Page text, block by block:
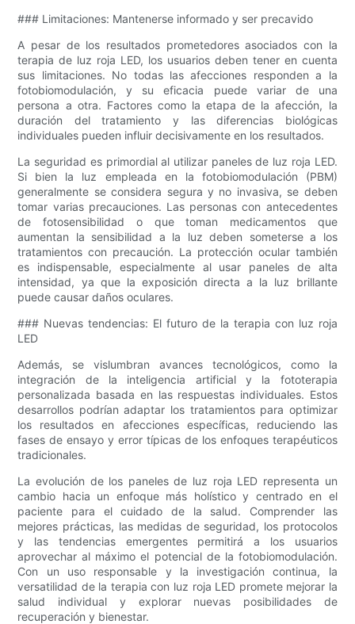
### Limitaciones: Mantenerse informado y ser precavido
A pesar de los resultados prometedores asociados con la
terapia de luz roja LED, los usuarios deben tener en cuenta
sus limitaciones. No todas las afecciones responden a la
fotobiomodulación, y su eficacia puede variar de una
persona a otra. Factores como la etapa de la afección, la
duración del tratamiento y las diferencias biológicas
individuales pueden influir decisivamente en los resultados.
La seguridad es primordial al utilizar paneles de luz roja LED.
Si bien la luz empleada en la fotobiomodulación (PBM)
generalmente se considera segura y no invasiva, se deben
tomar varias precauciones. Las personas con antecedentes
de fotosensibilidad o que toman medicamentos que
aumentan la sensibilidad a la luz deben someterse a los
tratamientos con precaución. La protección ocular también
es indispensable, especialmente al usar paneles de alta
intensidad, ya que la exposición directa a la luz brillante
puede causar daños oculares.
### Nuevas tendencias: El futuro de la terapia con luz roja
LED
Además, se vislumbran avances tecnológicos, como la
integración de la inteligencia artificial y la fototerapia
personalizada basada en las respuestas individuales. Estos
desarrollos podrían adaptar los tratamientos para optimizar
los resultados en afecciones específicas, reduciendo las
fases de ensayo y error típicas de los enfoques terapéuticos
tradicionales.
La evolución de los paneles de luz roja LED representa un
cambio hacia un enfoque más holístico y centrado en el
paciente para el cuidado de la salud. Comprender las
mejores prácticas, las medidas de seguridad, los protocolos
y las tendencias emergentes permitirá a los usuarios
aprovechar al máximo el potencial de la fotobiomodulación.
Con un uso responsable y la investigación continua, la
versatilidad de la terapia con luz roja LED promete mejorar la
salud individual y explorar nuevas posibilidades de
recuperación y bienestar.